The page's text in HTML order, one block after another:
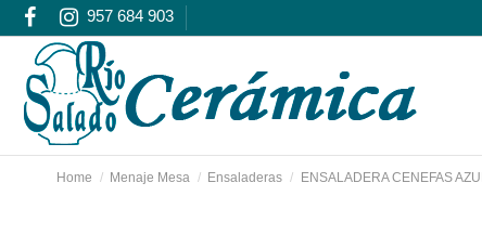
957 684 903
Home Menaje Mesa Ensaladeras ENSALADERA CENEFAS